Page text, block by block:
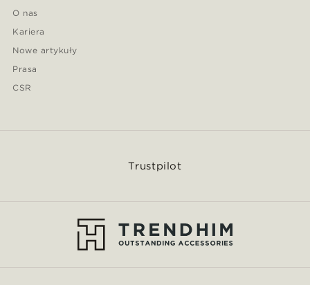
O nas
Kariera
Nowe artykuły
Prasa
CSR
Trustpilot